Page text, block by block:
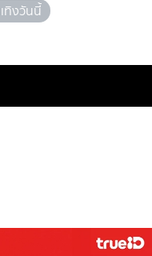
ทิงวันนี้